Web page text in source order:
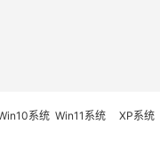
系统 Win11系统 XP系统